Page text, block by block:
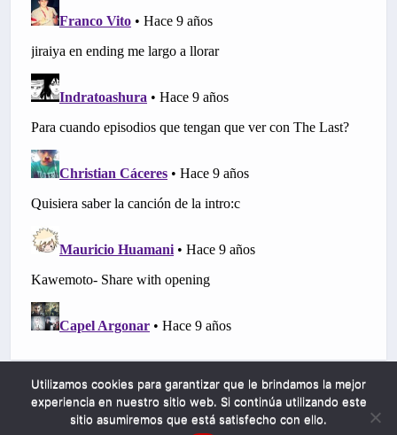
Utilizamos cookies para garantizar que le brindamos la mejor
experiencia en nuestro sitio web. Si continúa utilizando este
sitio asumiremos que está satisfecho con ello.